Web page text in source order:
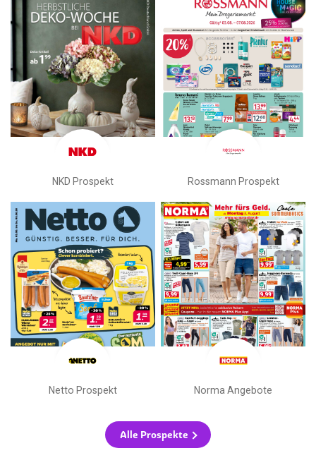
NKD Prospekt Rossmann Prospekt
Netto Prospekt Norma Angebote
Alle Prospekte